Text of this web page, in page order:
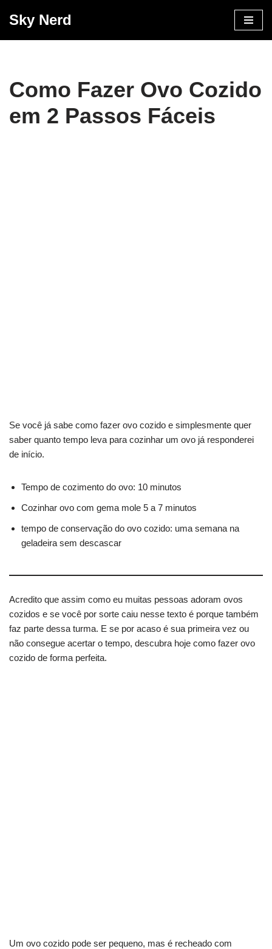
Sky Nerd
Como Fazer Ovo Cozido
em 2 Passos Fáceis
Se você já sabe como fazer ovo cozido e simplesmente quer
saber quanto tempo leva para cozinhar um ovo já responderei
de início.
Tempo de cozimento do ovo: 10 minutos
Cozinhar ovo com gema mole 5 a 7 minutos
tempo de conservação do ovo cozido: uma semana na
geladeira sem descascar
Acredito que assim como eu muitas pessoas adoram ovos
cozidos e se você por sorte caiu nesse texto é porque também
faz parte dessa turma. E se por acaso é sua primeira vez ou
não consegue acertar o tempo, descubra hoje como fazer ovo
cozido de forma perfeita.
Um ovo cozido pode ser pequeno, mas é recheado com